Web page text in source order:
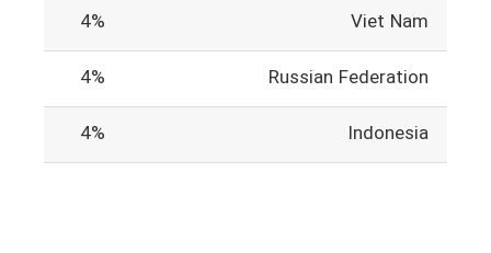
Viet Nam
4%
Russian Federation
4%
Indonesia
4%